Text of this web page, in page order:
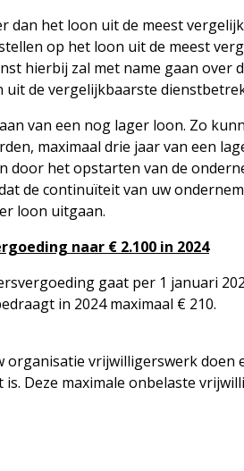
dan het loon uit de meest
op het loon uit de meest
hierbij zal met name gaan over
uit de vergelijkbaarste
van een nog lager loon. Zo
maximaal drie jaar van een
door het opstarten van de
de continuïteit van uw
loon uitgaan.
naar € 2.100 in 2024
gaat per 1 januari
in 2024 maximaal € 210.
vrijwilligerswerk doen
Deze maximale onbelaste